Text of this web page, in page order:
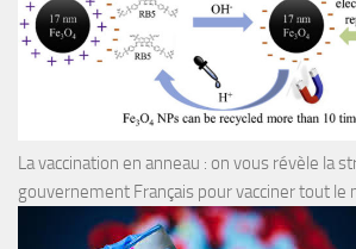
La vaccination en anneau : on vous révèle la
gouvernement Français pour vacciner tout le